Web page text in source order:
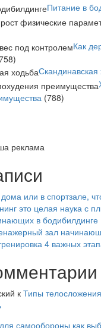
Питание в
Как
Скандинавская
(788)
реклама
или в спортзале,
это целая наука с
в бодибилдинге
зал
4 важных
к Типы
самообороны как